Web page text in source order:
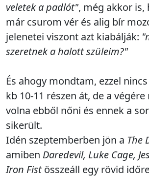
veletek a padlót", még akkor is,
már csurom vér és alig bír
jelenetei viszont azt kiabálják:
szeretnek a halott szüleim?"
És ahogy mondtam, ezzel
kb 10-11 részen át, de a
volna ebből nőni és ennek a
sikerült.
Idén szeptemberben jön a The
amiben Daredevil, Luke Cage,
Iron Fistösszeáll egy rövid